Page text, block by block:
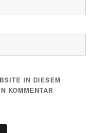
IN DIESEM
KOMMENTAR